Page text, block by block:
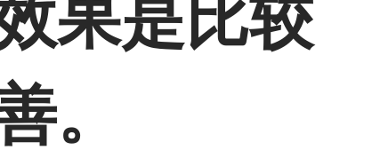
果是比较
。